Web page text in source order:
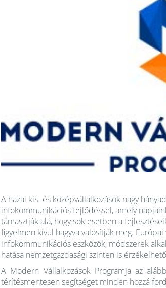
A hazai kis- és középvállalkozások nagy
infokommunikációs fejlődéssel, amely
támasztják alá, hogy sok esetben a
figyelmen kívül hagyva valósítják meg.
infokommunikációs eszközök, módszerek
hatása nemzetgazdasági szinten is
A Modern Vállalkozások Programja az
térítésmentesen segítséget minden hozzá